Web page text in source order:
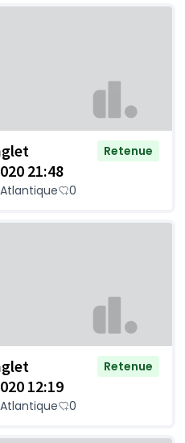
21:48
Retenue
0
12:19
Retenue
0